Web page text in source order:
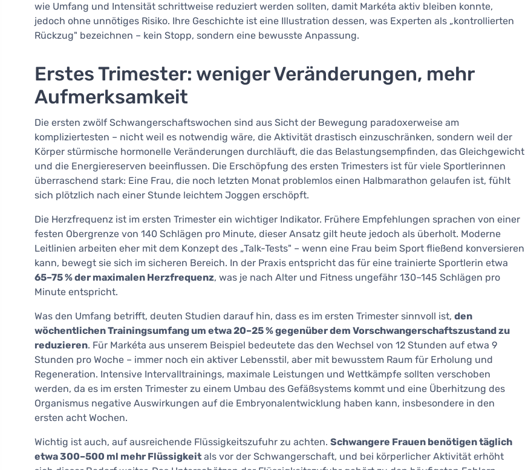
wie Umfang und Intensität schrittweise reduziert werden sollten, damit Markéta aktiv bleiben konnte,
jedoch ohne unnötiges Risiko. Ihre Geschichte ist eine Illustration dessen, was Experten als „kontrollierten
Rückzug" bezeichnen – kein Stopp, sondern eine bewusste Anpassung.
Erstes Trimester: weniger Veränderungen, mehr
Aufmerksamkeit
Die ersten zwölf Schwangerschaftswochen sind aus Sicht der Bewegung paradoxerweise am
kompliziertesten – nicht weil es notwendig wäre, die Aktivität drastisch einzuschränken, sondern weil der
Körper stürmische hormonelle Veränderungen durchläuft, die das Belastungsempfinden, das Gleichgewicht
und die Energiereserven beeinflussen. Die Erschöpfung des ersten Trimesters ist für viele Sportlerinnen
überraschend stark: Eine Frau, die noch letzten Monat problemlos einen Halbmarathon gelaufen ist, fühlt
sich plötzlich nach einer Stunde leichtem Joggen erschöpft.
Die Herzfrequenz ist im ersten Trimester ein wichtiger Indikator. Frühere Empfehlungen sprachen von einer
festen Obergrenze von 140 Schlägen pro Minute, dieser Ansatz gilt heute jedoch als überholt. Moderne
Leitlinien arbeiten eher mit dem Konzept des „Talk-Tests" – wenn eine Frau beim Sport fließend konversieren
kann, bewegt sie sich im sicheren Bereich. In der Praxis entspricht das für eine trainierte Sportlerin etwa
65–75 % der maximalen Herzfrequenz, was je nach Alter und Fitness ungefähr 130–145 Schlägen pro
Minute entspricht.
Was den Umfang betrifft, deuten Studien darauf hin, dass es im ersten Trimester sinnvoll ist, den
wöchentlichen Trainingsumfang um etwa 20–25 % gegenüber dem Vorschwan­gerschafts­zustand zu
reduzieren. Für Markéta aus unserem Beispiel bedeutete das den Wechsel von 12 Stunden auf etwa 9
Stunden pro Woche – immer noch ein aktiver Lebensstil, aber mit bewusstem Raum für Erholung und
Regeneration. Intensive Intervalltrainings, maximale Leistungen und Wettkämpfe sollten verschoben
werden, da es im ersten Trimester zu einem Umbau des Gefäßsystems kommt und eine Überhitzung des
Organismus negative Auswirkungen auf die Embryonalentwicklung haben kann, insbesondere in den
ersten acht Wochen.
Wichtig ist auch, auf ausreichende Flüssigkeitszufuhr zu achten. Schwangere Frauen benötigen täglich
etwa 300–500 ml mehr Flüssigkeit als vor der Schwangerschaft, und bei körperlicher Aktivität erhöht